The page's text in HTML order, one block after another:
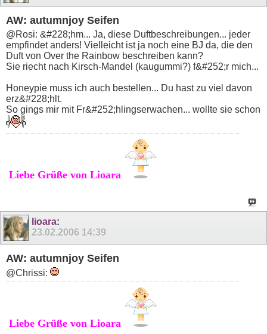
AW: autumnjoy Seifen
@Rosi: &#228;hm... Ja, diese Duftbeschreibungen... jeder
empfindet anders! Vielleicht ist ja noch eine BJ da, die den
Duft von Over the Rainbow beschreiben kann?
Sie riecht nach Kirsch-Mandel (kaugummi?) f&#252;r mich...
Honeypie muss ich auch bestellen... Du hast zu viel davon
erz&#228;hlt.
So gings mir mit Fr&#252;hlingserwachen... wollte sie schon
Liebe Grüße von Lioara
lioara:
23.02.2006 14:39
AW: autumnjoy Seifen
@Chrissi:
Liebe Grüße von Lioara